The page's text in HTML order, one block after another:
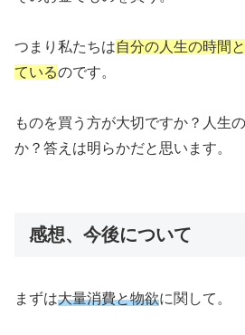
つまり私たちは自分の人生の時間
ているのです。
ものを買う方が大切ですか？人生
か？答えは明らかだと思います。
感想、今後について
まずは大量消費と物欲に関して。